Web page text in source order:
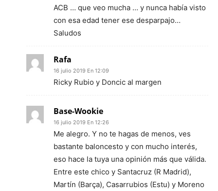
ACB … que veo mucha … y nunca había visto
con esa edad tener ese desparpajo…
Saludos
Rafa
16 julio 2019 En 12:09
Ricky Rubio y Doncic al margen
Base-Wookie
16 julio 2019 En 12:26
Me alegro. Y no te hagas de menos, ves
bastante baloncesto y con mucho interés,
eso hace la tuya una opinión más que válida.
Entre este chico y Santacruz (R Madrid),
Martín (Barça), Casarrubios (Estu) y Moreno